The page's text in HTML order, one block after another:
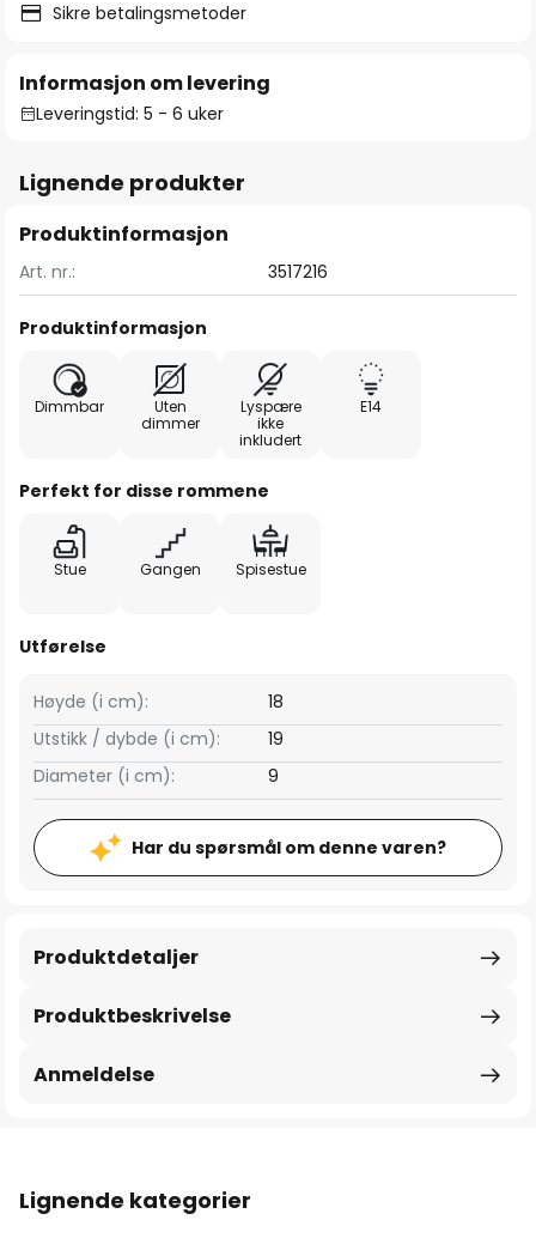
Sikre betalingsmetoder
Informasjon om levering
Leveringstid: 5 - 6 uker
Lignende produkter
Produktinformasjon
Art. nr.: 3517216
Produktinformasjon
Dimmbar
Uten
dimmer
Lyspære
ikke
inkludert
E14
Perfekt for disse rommene
Stue Gangen Spisestue
Utførelse
Høyde (i cm):
18
Utstikk / dybde (i cm):
19
Diameter (i cm):
9
Har du spørsmål om denne varen?
Produktbeskrivelse
Produktdetaljer
Anmeldelse
Lignende kategorier